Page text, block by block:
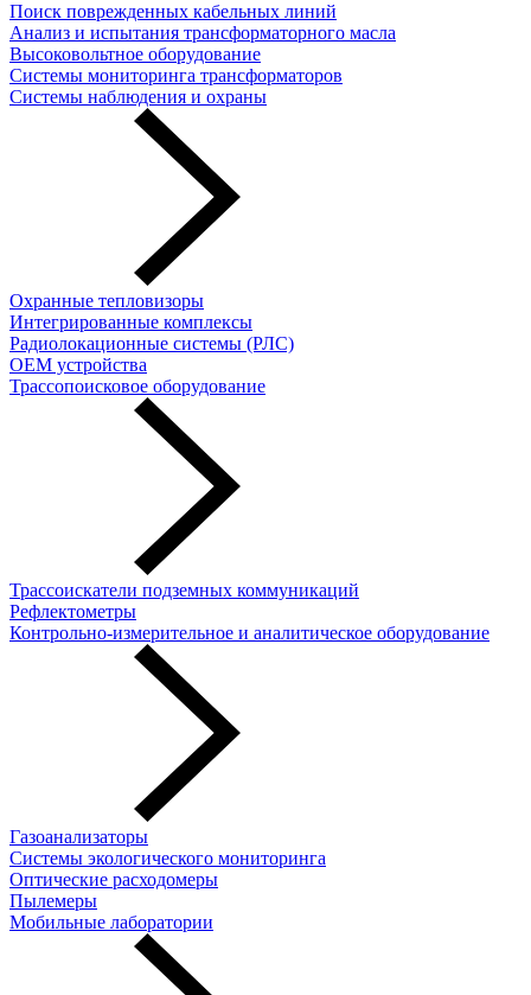
Поиск поврежденных кабельных линий
Анализ и испытания трансформаторного масла
Высоковольтное оборудование
Системы мониторинга трансформаторов
Системы наблюдения и охраны
Охранные тепловизоры
Интегрированные комплексы
Радиолокационные системы (РЛС)
OEM устройства
Трассопоисковое оборудование
Трассоискатели подземных коммуникаций
Рефлектометры
Контрольно-измерительное и аналитическое оборудование
Газоанализаторы
Системы экологического мониторинга
Оптические расходомеры
Пылемеры
Мобильные лаборатории